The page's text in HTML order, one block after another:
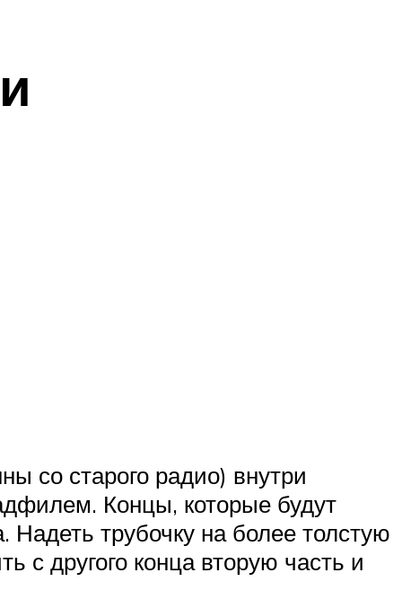
со старого радио) внутри
Концы, которые будут
Надеть трубочку на более толстую
с другого конца вторую часть и